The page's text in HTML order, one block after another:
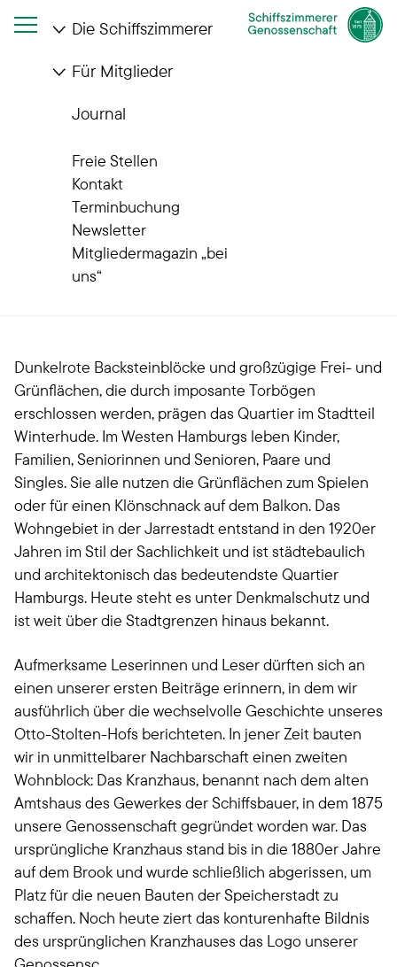
Die Schiffszimmerer
Für Mitglieder
Journal
Freie Stellen
Kontakt
Terminbuchung
Newsletter
Mitgliedermagazin „bei
uns“
Startseite
Die Schiffszimmerer Wohnanlagen
Unsere Quartiere im Wandel
Unser Schmuckstück in
der Jarrestadt: Das
Kranzhaus
Dunkelrote Backsteinblöcke und großzügige Frei- und
Grünflächen, die durch imposante Torbögen
erschlossen werden, prägen das Quartier im Stadtteil
Winterhude. Im Westen Hamburgs leben Kinder,
Familien, Seniorinnen und Senioren, Paare und
Singles. Sie alle nutzen die Grünflächen zum Spielen
oder für einen Klönschnack auf dem Balkon. Das
Wohngebiet in der Jarrestadt entstand in den 1920er
Jahren im Stil der Sachlichkeit und ist städtebaulich
und architektonisch das bedeutendste Quartier
Hamburgs. Heute steht es unter Denkmalschutz und
ist weit über die Stadtgrenzen hinaus bekannt.
Aufmerksame Leserinnen und Leser dürften sich an
einen unserer ersten Beiträge erinnern, in dem wir
ausführlich über die wechselvolle Geschichte unseres
Otto-Stolten-Hofs berichteten. In jener Zeit bauten
wir in unmittelbarer Nachbarschaft einen zweiten
Wohnblock: Das Kranzhaus, benannt nach dem alten
Amtshaus des Gewerkes der Schiffsbauer, in dem 1875
unsere Genossenschaft gegründet worden war. Das
ursprüngliche Kranzhaus stand bis in die 1880er Jahre
auf dem Brook und wurde schließlich abgerissen, um
Platz für die neuen Bauten der Speicherstadt zu
schaffen. Noch heute ziert das konturenhafte Bildnis
des ursprünglichen Kranzhauses das Logo unserer